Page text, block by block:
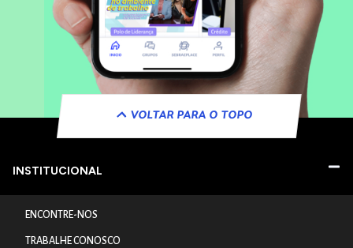
VOLTAR PARA O TOPO
INSTITUCIONAL
ENCONTRE-NOS
TRABALHE CONOSCO